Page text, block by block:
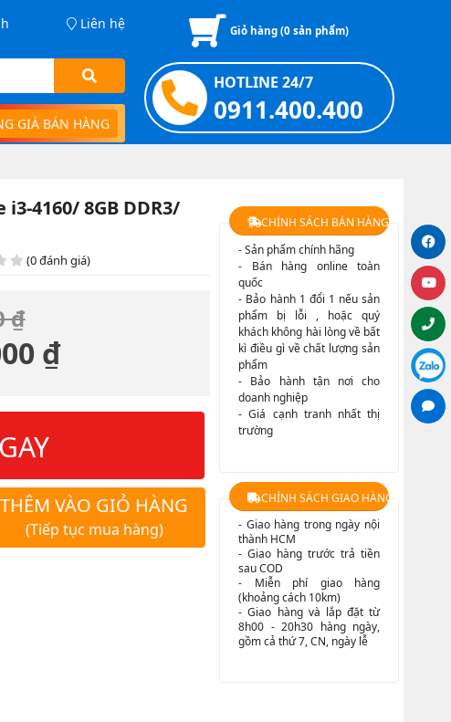
Liên hệ
GIÁ BÁN HÀNG
Giỏ hàng (0 sản phẩm)
HOTLINE 24/7
0911.400.400
4160/ 8GB DDR3/
(0 đánh giá)
₫
₫
THÊM VÀO GIỎ HÀNG
(Tiếp tục mua hàng)
CHÍNH SÁCH BÁN HÀNG
- Sản phẩm chính hãng
- Bán hàng online toàn
quốc
- Bảo hành 1 đổi 1 nếu sản
phẩm bị lỗi , hoặc quý
khách không hài lòng về bất
kì điều gì về chất lượng sản
phẩm
- Bảo hành tận nơi cho
doanh nghiệp
- Giá cạnh tranh nhất thị
trường
CHÍNH SÁCH GIAO HÀNG
- Giao hàng trong ngày nội
thành HCM
- Giao hàng trước trả tiền
sau COD
- Miễn phí giao hàng
(khoảng cách 10km)
- Giao hàng và lắp đặt từ
8h00 - 20h30 hàng ngày,
gồm cả thứ 7, CN, ngày lễ